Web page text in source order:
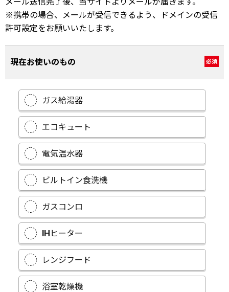
※携帯の場合、メールが受信できるよう、ドメインの受信
許可設定をお願いいたします。
現在お使いのもの 必須
ガス給湯器
エコキュート
電気温水器
ビルトイン食洗機
ガスコンロ
IHヒーター
レンジフード
浴室乾燥機